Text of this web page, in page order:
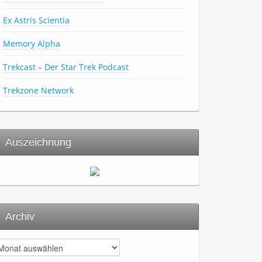
Ex Astris Scientia
Memory Alpha
Trekcast – Der Star Trek Podcast
Trekzone Network
Auszeichnung
Archiv